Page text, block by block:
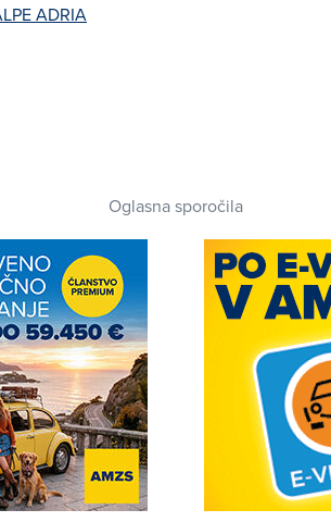
ADRIA
Oglasna sporočila